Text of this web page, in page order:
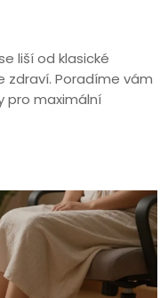
liší od klasické
zdraví. Poradíme vám
pro maximální